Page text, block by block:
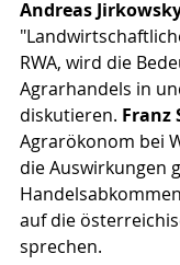
Andreas
RWA, wird die
Agrarhandels in
diskutieren. Franz
Agrarökonom bei
die Auswirkungen
auf die
sprechen.